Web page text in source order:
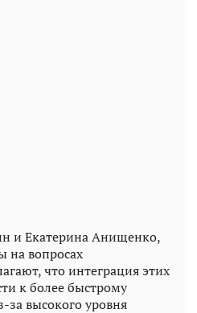
и Екатерина Анищенко,
на вопросах
что интеграция этих
к более быстрому
высокого уровня